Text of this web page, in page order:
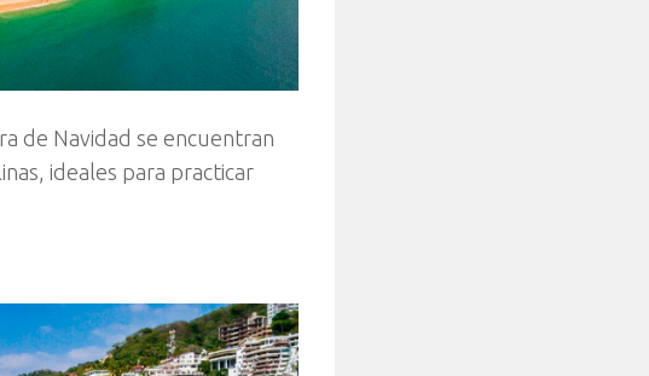
de Navidad se encuentran
ideales para practicar